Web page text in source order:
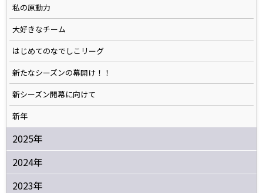
私の原動力
大好きなチーム
はじめてのなでしこリーグ
新たなシーズンの幕開け！！
新シーズン開幕に向けて
新年
2025年
2024年
2023年